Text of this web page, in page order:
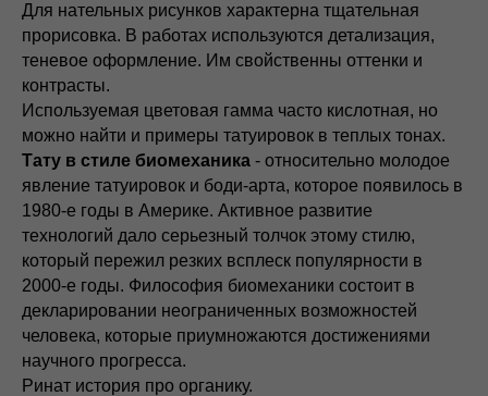
Для нательных рисунков характерна тщательная
прорисовка. В работах используются детализация,
теневое оформление. Им свойственны оттенки и
контрасты.
Используемая цветовая гамма часто кислотная, но
можно найти и примеры татуировок в теплых тонах.
Тату в стиле биомеханика - относительно молодое
явление татуировок и боди-арта, которое появилось в
1980-е годы в Америке. Активное развитие
технологий дало серьезный толчок этому стилю,
который пережил резких всплеск популярности в
2000-е годы. Философия биомеханики состоит в
декларировании неограниченных возможностей
человека, которые приумножаются достижениями
научного прогресса.
Ринат история про органику.